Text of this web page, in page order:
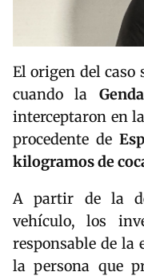
El origen del caso
cuando la
interceptaron en
procedente de
kilogramos de
A partir de la
vehículo, los
responsable de la
la persona que